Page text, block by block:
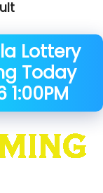
Lottery
Today
1:00PM